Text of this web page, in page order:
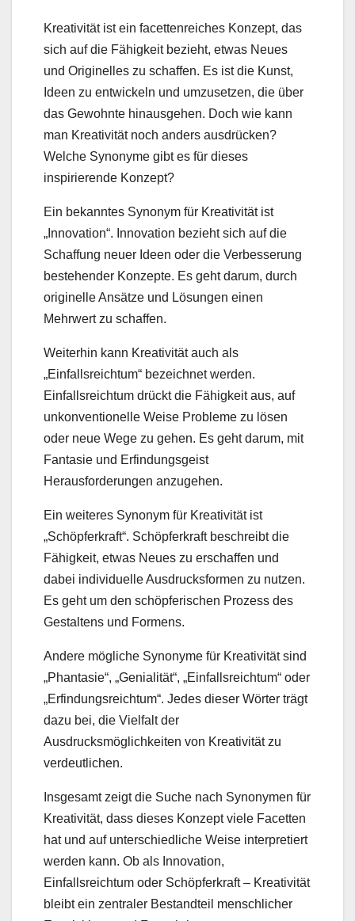
Kreativität ist ein facettenreiches Konzept, das
sich auf die Fähigkeit bezieht, etwas Neues
und Originelles zu schaffen. Es ist die Kunst,
Ideen zu entwickeln und umzusetzen, die über
das Gewohnte hinausgehen. Doch wie kann
man Kreativität noch anders ausdrücken?
Welche Synonyme gibt es für dieses
inspirierende Konzept?
Ein bekanntes Synonym für Kreativität ist
„Innovation“. Innovation bezieht sich auf die
Schaffung neuer Ideen oder die Verbesserung
bestehender Konzepte. Es geht darum, durch
originelle Ansätze und Lösungen einen
Mehrwert zu schaffen.
Weiterhin kann Kreativität auch als
„Einfallsreichtum“ bezeichnet werden.
Einfallsreichtum drückt die Fähigkeit aus, auf
unkonventionelle Weise Probleme zu lösen
oder neue Wege zu gehen. Es geht darum, mit
Fantasie und Erfindungsgeist
Herausforderungen anzugehen.
Ein weiteres Synonym für Kreativität ist
„Schöpferkraft“. Schöpferkraft beschreibt die
Fähigkeit, etwas Neues zu erschaffen und
dabei individuelle Ausdrucksformen zu nutzen.
Es geht um den schöpferischen Prozess des
Gestaltens und Formens.
Andere mögliche Synonyme für Kreativität sind
„Phantasie“, „Genialität“, „Einfallsreichtum“ oder
„Erfindungsreichtum“. Jedes dieser Wörter trägt
dazu bei, die Vielfalt der
Ausdrucksmöglichkeiten von Kreativität zu
verdeutlichen.
Insgesamt zeigt die Suche nach Synonymen für
Kreativität, dass dieses Konzept viele Facetten
hat und auf unterschiedliche Weise interpretiert
werden kann. Ob als Innovation,
Einfallsreichtum oder Schöpferkraft – Kreativität
bleibt ein zentraler Bestandteil menschlicher